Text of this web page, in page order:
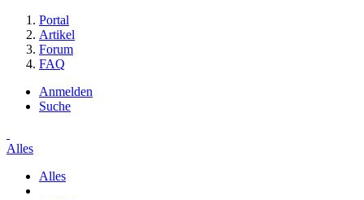
Portal
Artikel
Forum
FAQ
Anmelden
Suche
Alles
Alles